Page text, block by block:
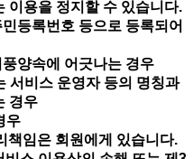
이용을 정지할 수 있습니다.
등록번호 등으로 등록되어
양속에 어긋나는 경우
비스 운영자 등의 명칭과
경우
우
임은 회원에게 있습니다.